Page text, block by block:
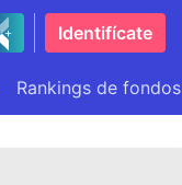
Identifícate
Rankings de fondos